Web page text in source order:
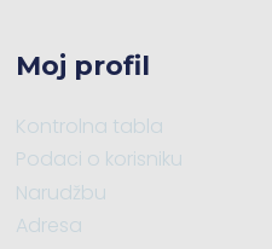
Moj profil
Kontrolna tabla
Podaci o korisniku
Narudžbu
Adresa